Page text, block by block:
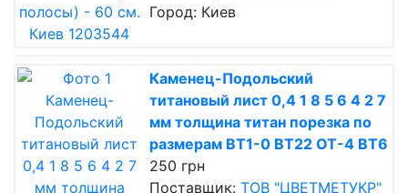
Город: Киев
Каменец-Подольский
титановый лист 0,4 1 8 5 6 4 2 7
мм толщина титан порезка по
размерам ВТ1-0 ВТ22 ОТ-4 ВТ6
250 грн
Поставщик: ТОВ "ЦВЕТМЕТУКР"